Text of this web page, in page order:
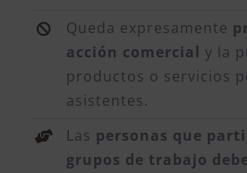
Queda expresamente
acción comercial y la
productos o servicios
asistentes.
Las personas que
grupos de trabajo